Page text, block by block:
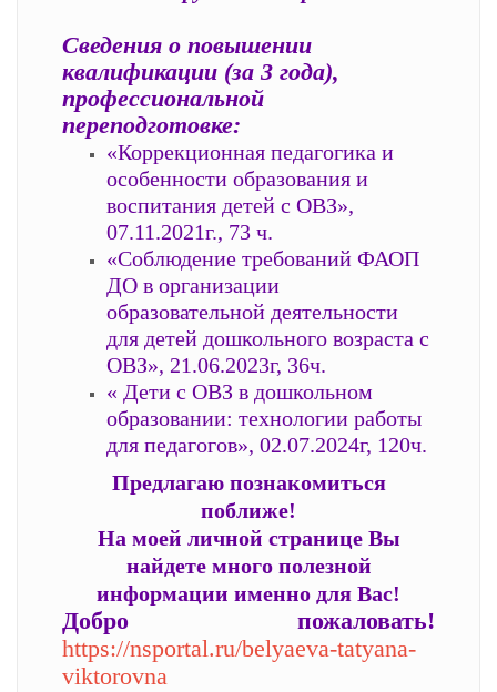
Сведения о повышении
квалификации (за 3 года),
профессиональной
переподготовке:
«Коррекционная педагогика и
особенности образования и
воспитания детей с ОВЗ»,
07.11.2021г., 73 ч.
«Соблюдение требований ФАОП
ДО в организации
образовательной деятельности
для детей дошкольного возраста с
ОВЗ», 21.06.2023г, 36ч.
« Дети с ОВЗ в дошкольном
образовании: технологии работы
для педагогов», 02.07.2024г, 120ч.
Предлагаю познакомиться
поближе!
На моей личной странице Вы
найдете много полезной
информации именно для Вас!
Добро пожаловать!
https://nsportal.ru/belyaeva-tatyana-
viktorovna